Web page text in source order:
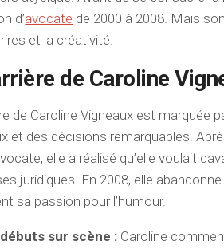
d’avocate de 2000 à 2008. Mais
et la créativité.
de Caroline
de Caroline Vigneaux est marquée
et des décisions remarquables.
elle a réalisé qu’elle voulait
juridiques. En 2008, elle
sa passion pour l’humour.
sur scène : Caroline